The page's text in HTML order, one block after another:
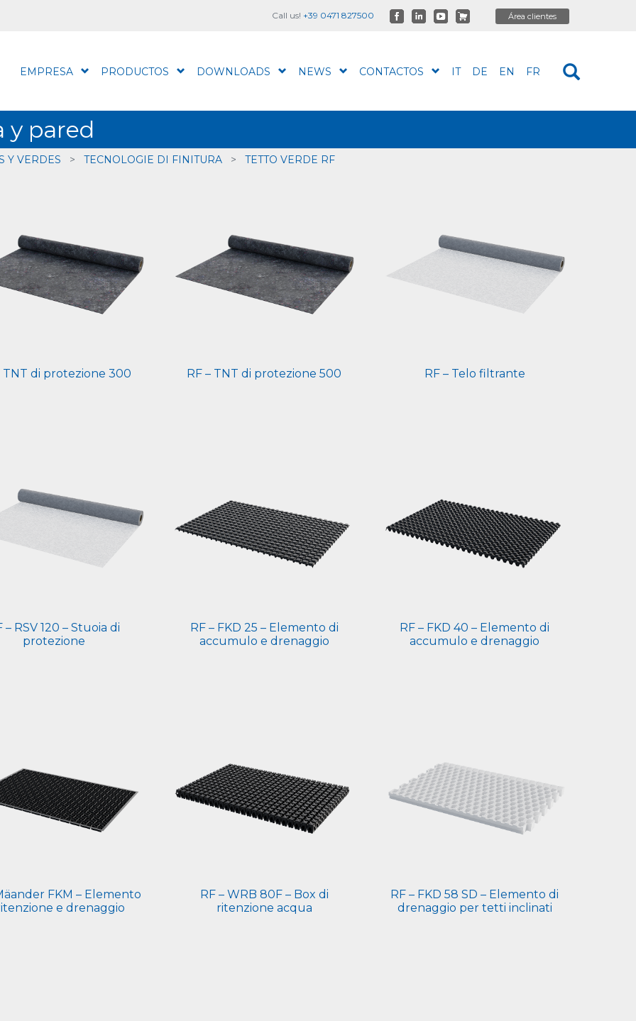
EMPRESA PRODUCTOS DOWNLOADS NEWS CONTACTOS IT DE EN FR
Call us! +39 0471 827500
y pared
Y VERDES > TECNOLOGIE DI FINITURA > TETTO VERDE RF
TNT di protezione 300 RF – TNT di protezione 500 RF – Telo filtrante
– RSV 120 – Stuoia di
protezione
RF – FKD 25 – Elemento di
accumulo e drenaggio
RF – FKD 40 – Elemento di
accumulo e drenaggio
FKM – Elemento
e drenaggio
RF – WRB 80F – Box di
ritenzione acqua
RF – FKD 58 SD – Elemento di
drenaggio per tetti inclinati